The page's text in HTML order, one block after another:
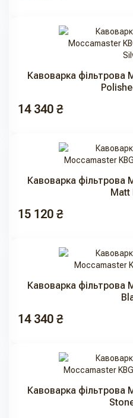
Кавоварка фільтрова
14 340 ₴
Кавоварка фільтрова
Matt
15 120 ₴
Кавоварка фільтрова
14 340 ₴
Кавоварка фільтрова